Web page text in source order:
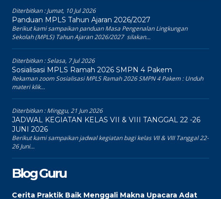
Diterbitkan :Jumat, 10 Jul 2026
Panduan MPLS Tahun Ajaran 2026/2027
Berikut kami sampaikan panduan Masa Pengenalan Lingkungan
Sekolah (MPLS) Tahun Ajaran 2026/2027 silakan...
Diterbitkan :Selasa, 7 Jul 2026
Sosialisasi MPLS Ramah 2026 SMPN 4 Pakem
Rekaman zoom Sosialisasi MPLS Ramah 2026 SMPN 4 Pakem : Unduh
materi klik...
Diterbitkan :Minggu, 21 Jun 2026
JADWAL KEGIATAN KELAS VII & VIII TANGGAL 22 -26
JUNI 2026
Berikut kami sampaikan jadwal kegiatan bagi kelas VII & VIII Tanggal 22-
26 Juni...
Blog Guru
Cerita Praktik Baik Menggali Makna Upacara Adat